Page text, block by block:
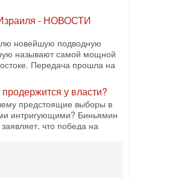
- НОВОСТИ
новейшую подводную
называют самой мощной
Передача прошла на
у власти?
предстоящие выборы в
интригующими? Биньямин
что победа на